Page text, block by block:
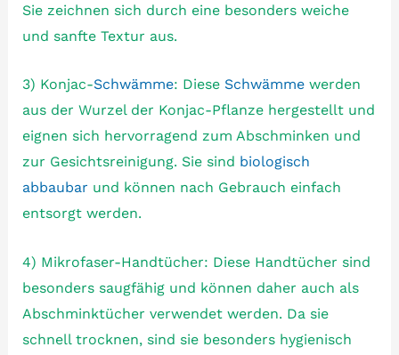
Sie zeichnen sich durch eine besonders weiche
und sanfte Textur aus.
3) Konjac-Schwämme: Diese Schwämmewerden
aus der Wurzel der Konjac-Pflanze hergestellt und
eignen sich hervorragend zum Abschminken und
zur Gesichtsreinigung. Sie sind biologisch
abbaubar und können nach Gebrauch einfach
entsorgt werden.
4) Mikrofaser-Handtücher: Diese Handtücher sind
besonders saugfähig und können daher auch als
Abschminktücher verwendet werden. Da sie
schnell trocknen, sind sie besonders hygienisch